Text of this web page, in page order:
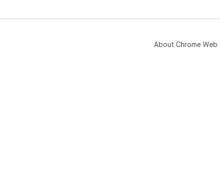
About Chrome Web